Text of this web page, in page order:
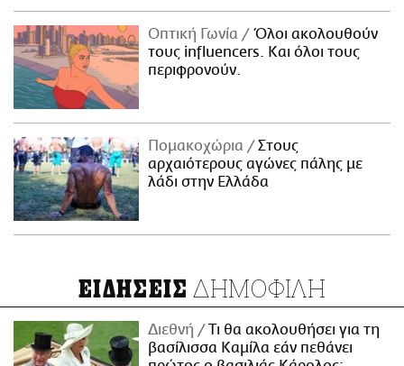
Οπτική Γωνία
Όλοι ακολουθούν
τους influencers. Και όλοι τους
περιφρονούν.
Πομακοχώρια
Στους
αρχαιότερους αγώνες πάλης με
λάδι στην Ελλάδα
ΕΙΔΗΣΕΙΣ ΔΗΜΟΦΙΛΗ
Διεθνή
Τι θα ακολουθήσει για τη
βασίλισσα Καμίλα εάν πεθάνει